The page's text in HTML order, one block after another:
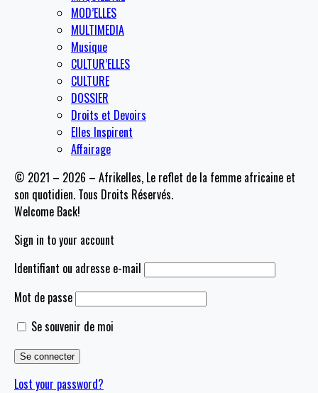
MOD’ELLES
MULTIMEDIA
Musique
CULTUR’ELLES
CULTURE
DOSSIER
Droits et Devoirs
Elles Inspirent
Affairage
© 2021 – 2026 – Afrikelles, Le reflet de la femme africaine et
son quotidien. Tous Droits Réservés.
Welcome Back!
Sign in to your account
Identifiant ou adresse e-mail
Mot de passe
Se souvenir de moi
Lost your password?